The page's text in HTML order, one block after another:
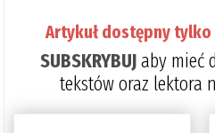
Artykuł dostępny
SUBSKRYBUJaby mieć
tekstów oraz lektora